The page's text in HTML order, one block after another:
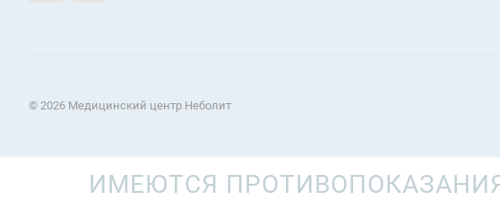
© 2026 Медицинский центр Неболит
ИМЕЮТСЯ